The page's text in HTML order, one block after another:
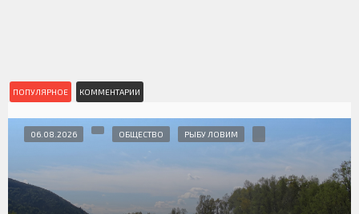
ПОПУЛЯРНОЕ КОММЕНТАРИИ
06.08.2026 ОБЩЕСТВО РЫБУ ЛОВИМ